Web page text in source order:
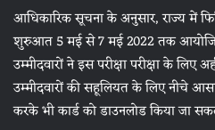
आधिकारिक सूचना के अनुसार, राज्य में
शुरुआत 5 मई से 7 मई 2022 तक
उम्मीदवारों ने इस परीक्षा परीक्षा के लिए
उम्मीदवारों की सहूलियत के लिए नीचे
करके भी कार्ड को डाउनलोड किया जा